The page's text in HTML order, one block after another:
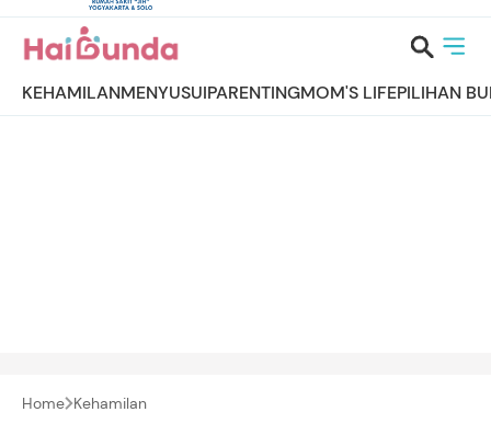
KEHAMILANMENYUSUIPARENTINGMOM'S LIFEPILIHAN
Home Kehamilan